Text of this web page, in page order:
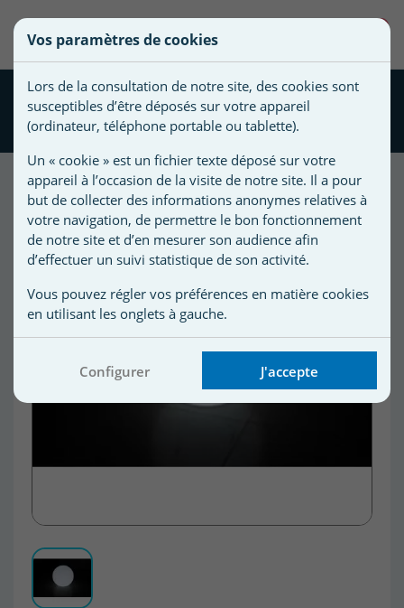
Luminaire StarLight SIRIO
Circulaire
Créer une nouvelle liste
une
liste
Nom de
d'envies
Vous
devez
être
connecté
pour
ajouter
des
produits
à
votre
liste
Vos paramètres de cookies
Lors de la consultation de notre site, des cookies sont
susceptibles d’être déposés sur votre appareil
(ordinateur, téléphone portable ou tablette).
Un « cookie » est un fichier texte déposé sur votre
appareil à l’occasion de la visite de notre site. Il a pour
but de collecter des informations anonymes relatives à
votre navigation, de permettre le bon fonctionnement
de notre site et d’en mesurer son audience afin
d’effectuer un suivi statistique de son activité.
Vous pouvez régler vos préférences en matière cookies
en utilisant les onglets à gauche.
Configurer J'accepte